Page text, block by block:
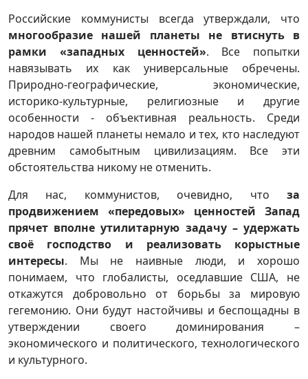
Российские коммунисты всегда утверждали, что
многообразие нашей планеты не втиснуть в
рамки «западных ценностей». Все попытки
навязывать их как универсальные обречены.
Природно-географические, экономические,
историко-культурные, религиозные и другие
особенности - объективная реальность. Среди
народов нашей планеты немало и тех, кто наследуют
древним самобытным цивилизациям. Все эти
обстоятельства никому не отменить.
Для нас, коммунистов, очевидно, что за
продвижением «передовых» ценностей Запад
прячет вполне утилитарную задачу – удержать
своё господство и реализовать корыстные
интересы. Мы не наивные люди, и хорошо
понимаем, что глобалисты, оседлавшие США, не
откажутся добровольно от борьбы за мировую
гегемонию. Они будут настойчивы и беспощадны в
утверждении своего доминирования –
экономического и политического, технологического
и культурного.